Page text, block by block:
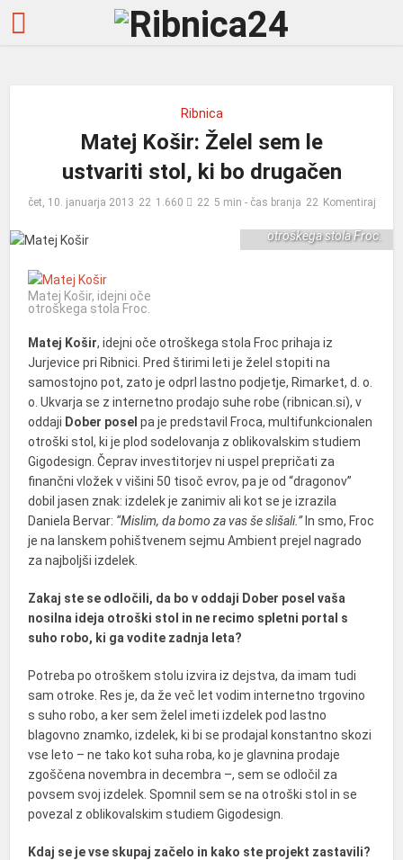
Ribnica
Matej Košir: Želel sem le
ustvariti stol, ki bo drugačen
čet, 10. januarja 2013 1.660 5 min - čas branja Komentiraj
otroškega stola Froc.
Matej Košir, idejni oče
otroškega stola Froc.
Matej Košir, idejni oče otroškega stola Froc prihaja iz
Jurjevice pri Ribnici. Pred štirimi leti je želel stopiti na
samostojno pot, zato je odprl lastno podjetje, Rimarket, d. o.
o.Ukvarja se z internetno prodajo suhe robe (ribnican.si), v
oddaji Dober posel pa je predstavil Froca, multifunkcionalen
otroški stol, ki je plod sodelovanja z oblikovalskim studiem
Gigodesign. Čeprav investitorjev ni uspel prepričati za
finančni vložek v višini 50 tisoč evrov, pa je od “dragonov”
dobil jasen znak: izdelek je zanimiv ali kot se je izrazila
Daniela Bervar: “Mislim, da bomo za vas še slišali.”In smo, Froc
je na lanskem pohištvenem sejmu Ambient prejel nagrado
za najboljši izdelek.
Zakaj ste se odločili, da bo v oddaji Dober posel vaša
nosilna ideja otroški stol in ne recimo spletni portal s
suho robo, ki ga vodite zadnja leta?
Potreba po otroškem stolu izvira iz dejstva, da imam tudi
sam otroke. Res je, da že več let vodim internetno trgovino
s suho robo, a ker sem želel imeti izdelek pod lastno
blagovno znamko, izdelek, ki bi se prodajal konstantno skozi
vse leto – ne tako kot suha roba, ko je glavnina prodaje
zgoščena novembra in decembra –, sem se odločil za
povsem svoj izdelek. Spomnil sem se na otroški stol in se
povezal z oblikovalskim studiem Gigodesign.
Kdaj se je vse skupaj začelo in kako ste projekt zastavili?